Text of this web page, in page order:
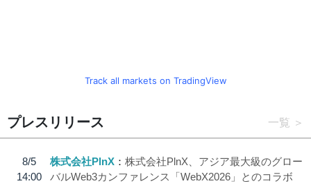
Track all markets on TradingView
プレスリリース 一覧
8/5
14:00
株式会社PlnX
株式会社PlnX、アジア最大級のグロー
バルWeb3カンファレンス「WebX2026」とのコラボ